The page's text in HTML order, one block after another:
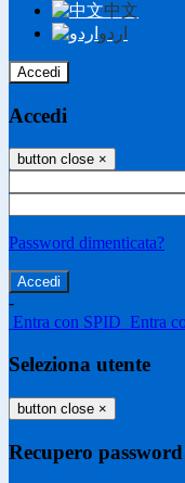
中文
اردو
Accedi
Accedi
button close ×
Password dimenticata?
-
Entra con SPID Entra
Seleziona utente
button close ×
Recupero password